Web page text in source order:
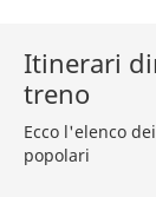
Itinerari
treno
Ecco l'elenco
popolari